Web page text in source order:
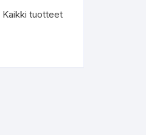
Kaikki tuotteet